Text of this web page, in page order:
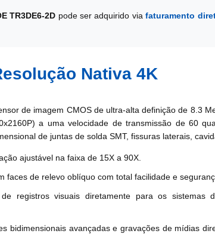
TR3DE6-2D pode ser adquirido viafaturamento
Nativa 4K
de imagem CMOS de ultra-alta definição de 8.3
a uma velocidade de transmissão de 60
de juntas de solda SMT, fissuras laterais,
ajustável na faixa de 15X a 90X.
faces de relevo oblíquo com total facilidade e
registros visuais diretamente para os sistemas
bidimensionais avançadas e gravações de mídias